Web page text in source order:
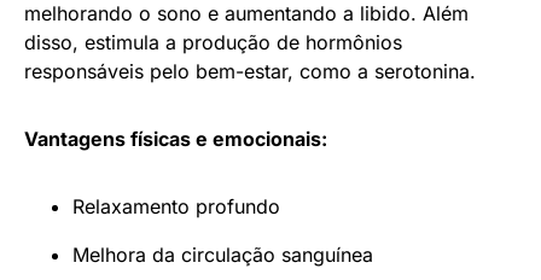
melhorando o sono e aumentando a libido. Além
disso, estimula a produção de hormônios
responsáveis pelo bem-estar, como a serotonina.
Vantagens físicas e emocionais:
Relaxamento profundo
Melhora da circulação sanguínea